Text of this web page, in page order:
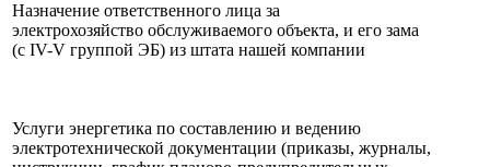
Назначение ответственного лица за
электрохозяйство обслуживаемого объекта, и его зама
(с IV-V группой ЭБ) из штата нашей компании
Услуги энергетика по составлению и ведению
электротехнической документации (приказы, журналы,